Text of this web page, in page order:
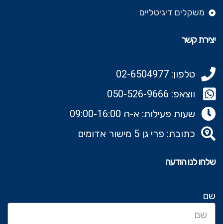
משקלים דיגיטליים
יצירת קשר
טלפון: 02-6504977
ווצאפ: 050-526-9666‬
שעות פעילות: א-ה 09:00-16:00
כתובת: פרי גן 5 מישור אדומים
שלחו לנו הודעה
שם